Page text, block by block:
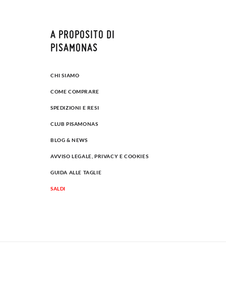
A PROPOSITO DI
PISAMONAS
CHI SIAMO
COME COMPRARE
SPEDIZIONI E RESI
CLUB PISAMONAS
BLOG & NEWS
AVVISO LEGALE, PRIVACY E COOKIES
GUIDA ALLE TAGLIE
SALDI